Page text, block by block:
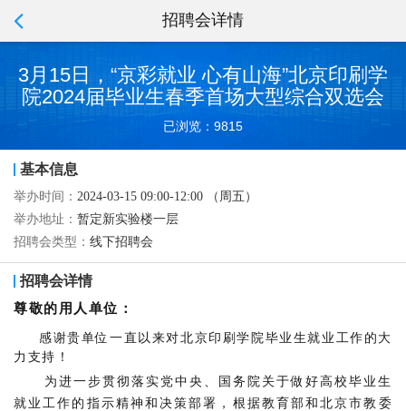
招聘会详情
3月15日，“京彩就业 心有山海”北京印刷学
院2024届毕业生春季首场大型综合双选会
已浏览：9815
基本信息
举办时间： 2024-03-15 09:00-12:00 （周五）
举办地址： 暂定新实验楼一层
招聘会类型： 线下招聘会
招聘会详情
尊敬的用人单位：
感谢贵单位一直以来对北京印刷学院毕业生就业工作的大
力支持！
为进一步贯彻落实党中央、国务院关于做好高校毕业生
就业工作的指示精神和决策部署，根据教育部和北京市教委